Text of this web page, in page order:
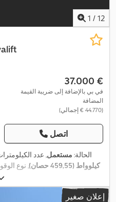
1 / 12
‏37.000 €
في بي بالإضافة إلى ضريبة القيمة
المضافة
(‏44.770 € إجمالي)
اتصل
الحالة: مستعمل, عدد
كيلوواط (459,55 حصان)
, نوع
,
إعلان صغير